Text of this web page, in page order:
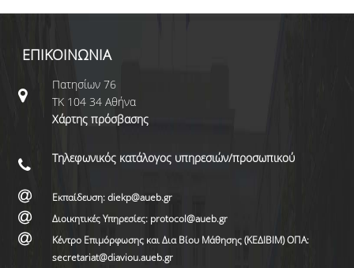
ΕΠΙΚΟΙΝΩΝΙΑ
Πατησίων 76
ΤΚ 104 34 Αθήνα
Χάρτης πρόσβασης
Τηλεφωνικός κατάλογος υπηρεσιών/προσωπικού
Εκπαίδευση: diekp@aueb.gr
Διοικητικές Υπηρεσίες: protocol@aueb.gr
Κέντρο Επιμόρφωσης και Δια Βίου Μάθησης (ΚΕΔΙΒΙΜ) ΟΠΑ:
secretariat@diaviou.aueb.gr